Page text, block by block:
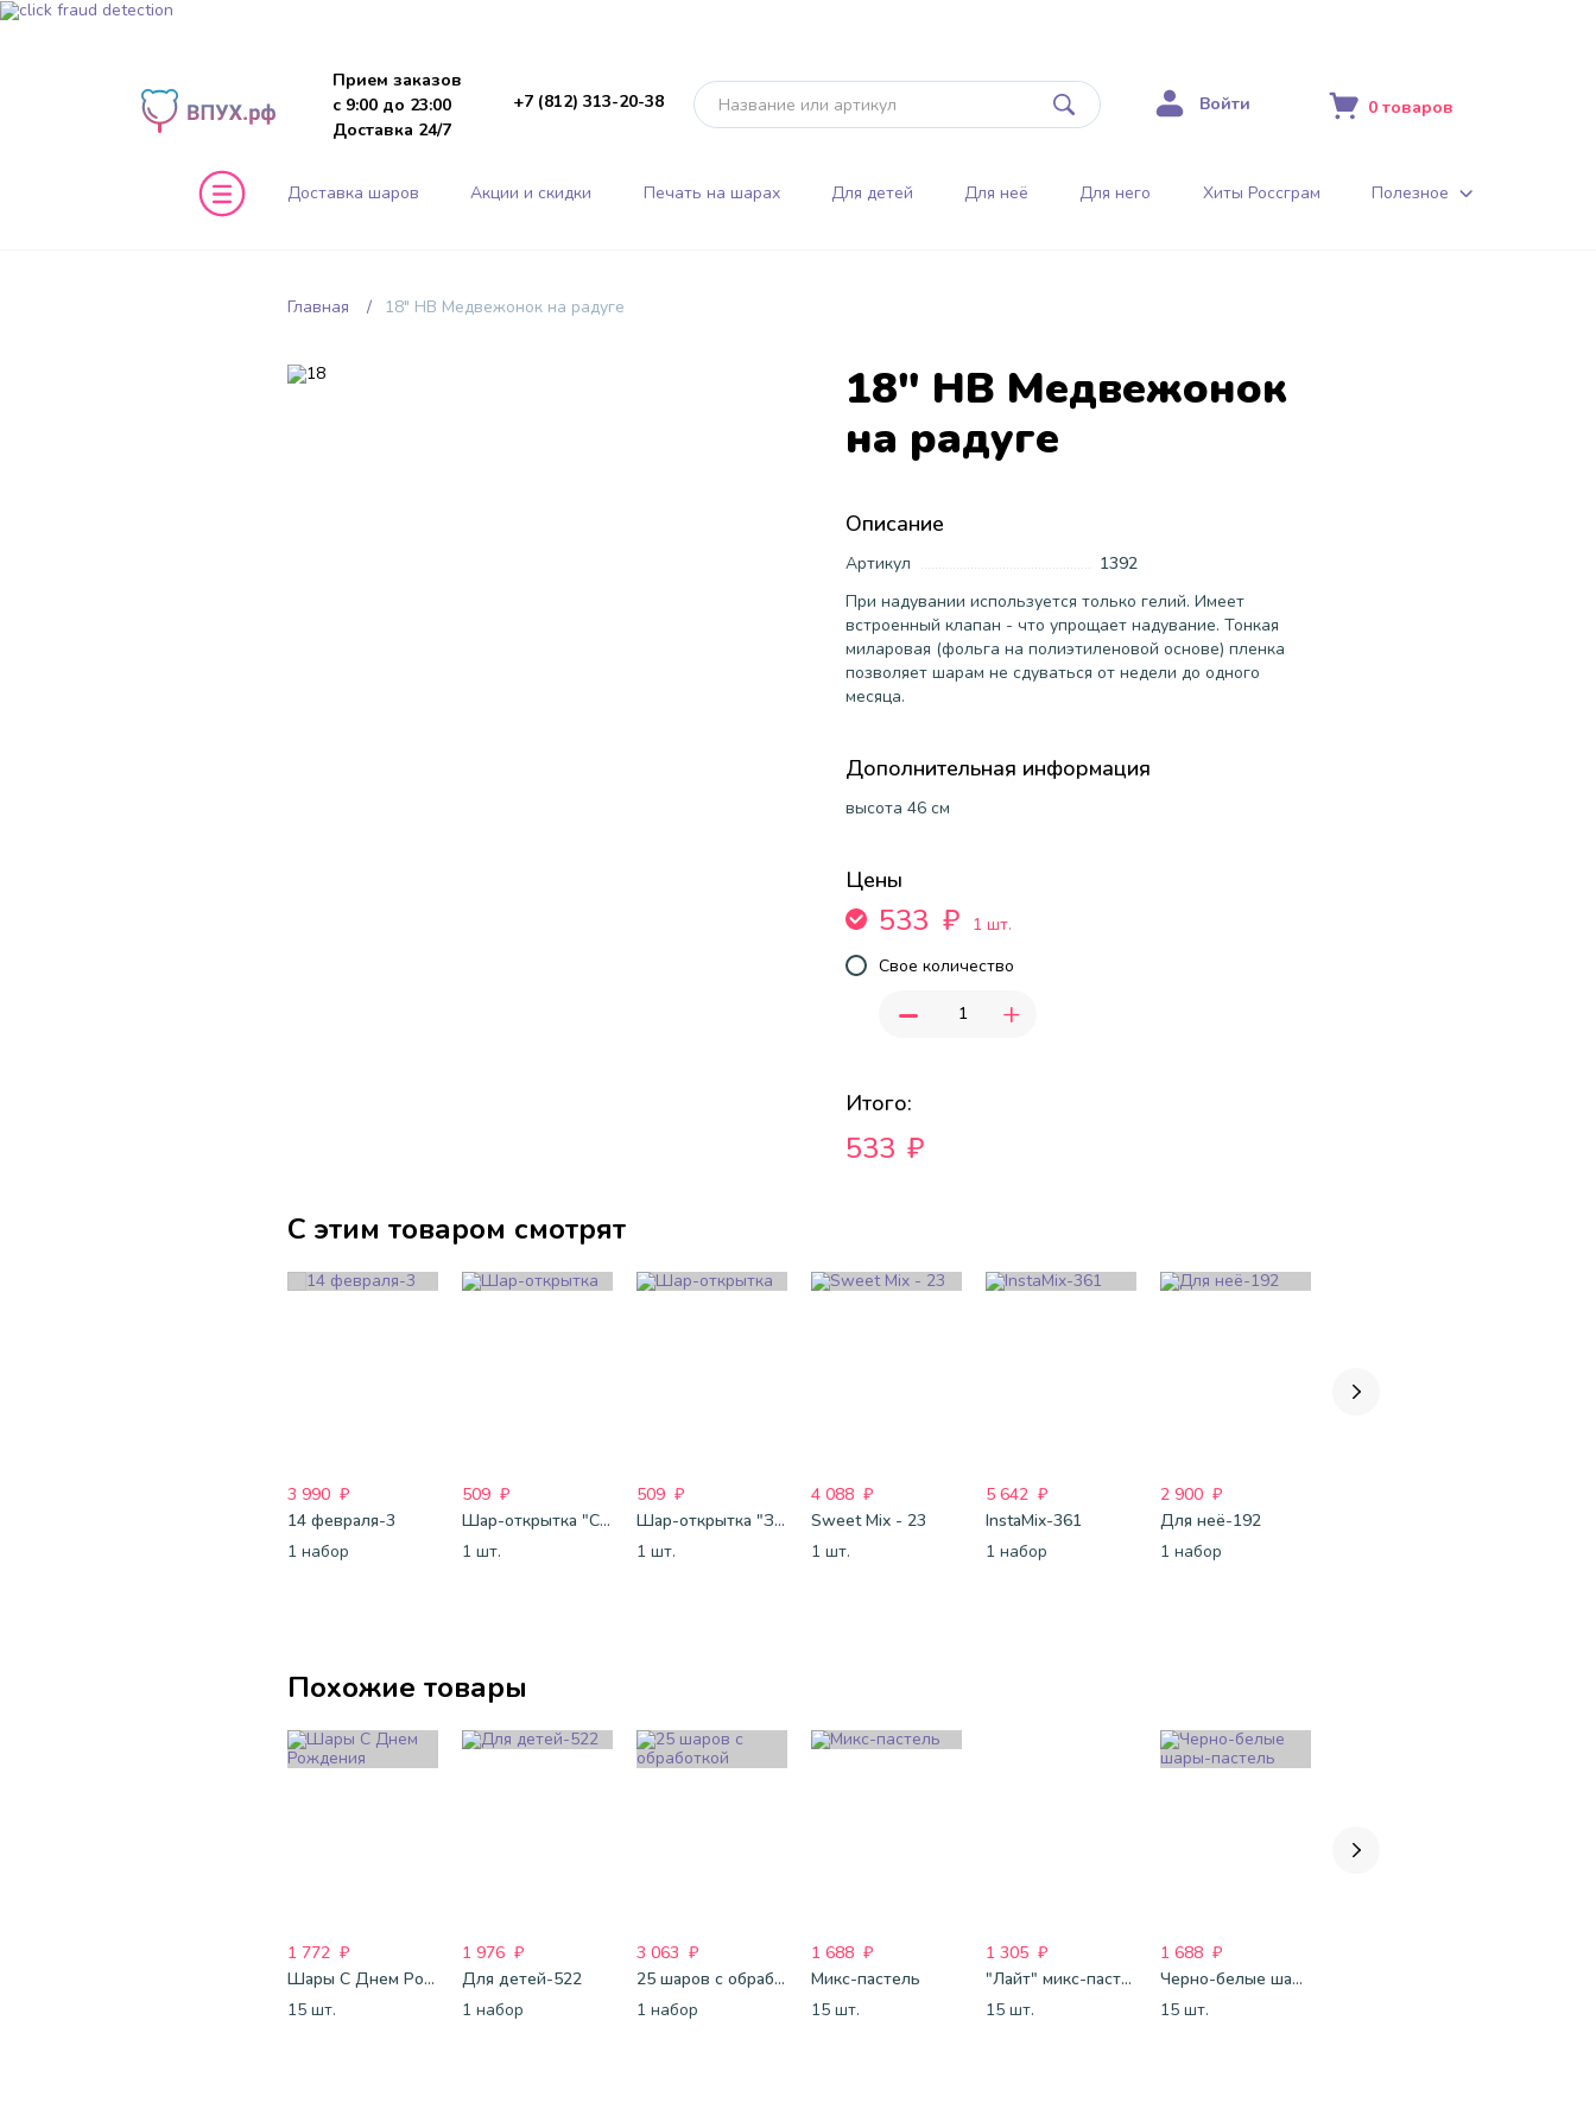
Прием заказов
с 9:00 до 23:00
Доставка 24/7
+7 (812) 313-20-38 Войти 0 товаров
Доставка шаров Акции и скидки Печать на шарах Для детей Для неё Для него Хиты Россграм Полезное
Главная 18" HB Медвежонок на радуге
18" HB Медвежонок
на радуге
Описание
Артикул
1392
При надувании используется только гелий. Имеет
встроенный клапан - что упрощает надувание. Тонкая
миларовая (фольга на полиэтиленовой основе) пленка
позволяет шарам не сдуваться от недели до одного
месяца.
Дополнительная информация
высота 46 см
Цены
533 ₽
1 шт.
Свое количество
- +
Итого:
533 ₽
С этим товаром смотрят
3 990 ₽
14 февраля-3
1 набор
509 ₽
Шар-открытка "Сердце" (45 см) - 2
1 шт.
509 ₽
Шар-открытка "Звезда" (45 см) - 1
1 шт.
4 088 ₽
Sweet Mix - 23
1 шт.
5 642 ₽
InstaMix-361
1 набор
2 900 ₽
Для неё-192
1 набор
Похожие товары
1 772 ₽
Шары С Днем Рождения
15 шт.
1 976 ₽
Для детей-522
1 набор
3 063 ₽
25 шаров с обработкой
1 набор
1 688 ₽
Микс-пастель
15 шт.
1 305 ₽
"Лайт" микс-пастель
15 шт.
1 688 ₽
Черно-белые шары-пастель
15 шт.